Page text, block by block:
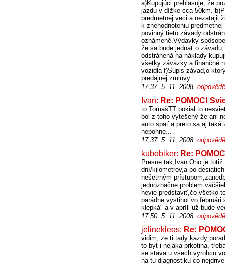
a)Kupujúci prehlasuje, že
jazdu v dížke cca 50km.
predmetnej veci a nezatajil
k znehodnoteniu
povinný tieto závady
oznámené.Výdavky
že sa bude jednať o
odstránená na náklady
všetky záväzky a finančné
vozidla f)Súpis závad,o
predajnej zmluvy.
17.37, 5. 11. 2008,
Ivan: Re: POMOC!
to TomašTT pokial to
bol z toho vytešený že ani
auto späť a preto sa aj taká
nepohne...
17.37, 5. 11. 2008,
kubobiker: Re:
Presne tak,Ivan.Ono je
dní/kilometrov,a po
nešetrným
jednoznačne problem
nevie predstaviť,čo všetko
parádne vystihol:vo
klepká"-a v apríli už bude
17.50, 5. 11. 2008,
jelinekleos: Re:
vidim, ze ti tady kazdy
to byt i nejaka prkotina,
se stava u vsech vyrobcu
na tu diagnostiku co